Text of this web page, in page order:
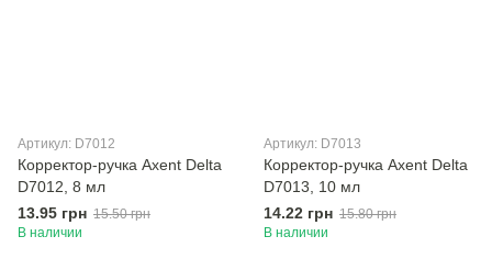
Артикул: D7012
Корректор-ручка Axent Delta
D7012, 8 мл
13.95 грн 15.50 грн
В наличии
Артикул: D7013
Корректор-ручка Axent Delta
D7013, 10 мл
14.22 грн 15.80 грн
В наличии